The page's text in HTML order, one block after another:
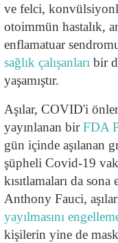
ve felci,
otoimmün hastalık,
enflamatuar
sağlık çalışanları bir
yaşamıştır.
Aşılar, COVID'i
yayınlanan birFDA
gün içinde aşılanan
şüpheli Covid-19
kısıtlamaları da
Anthony Fauci,
yayılmasını
kişilerin yine de